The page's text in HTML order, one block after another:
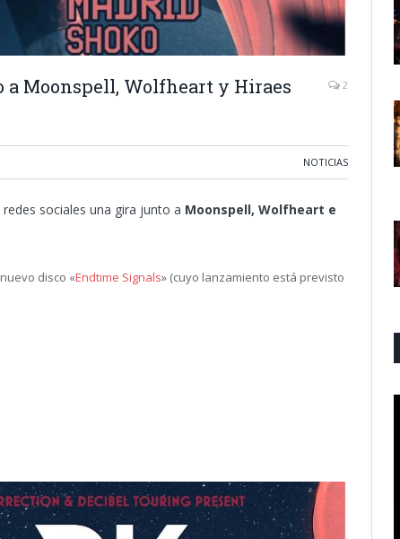
Moonspell, Wolfheart y Hiraes
2
NOTICIAS
sociales una gira junto a Moonspell, Wolfheart e
disco «Endtime Signals» (cuyo lanzamiento está previsto